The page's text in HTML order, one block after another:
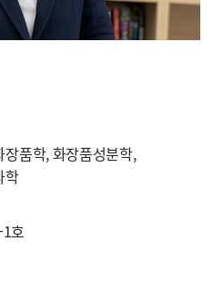
품학, 화장품성분학,
학
호